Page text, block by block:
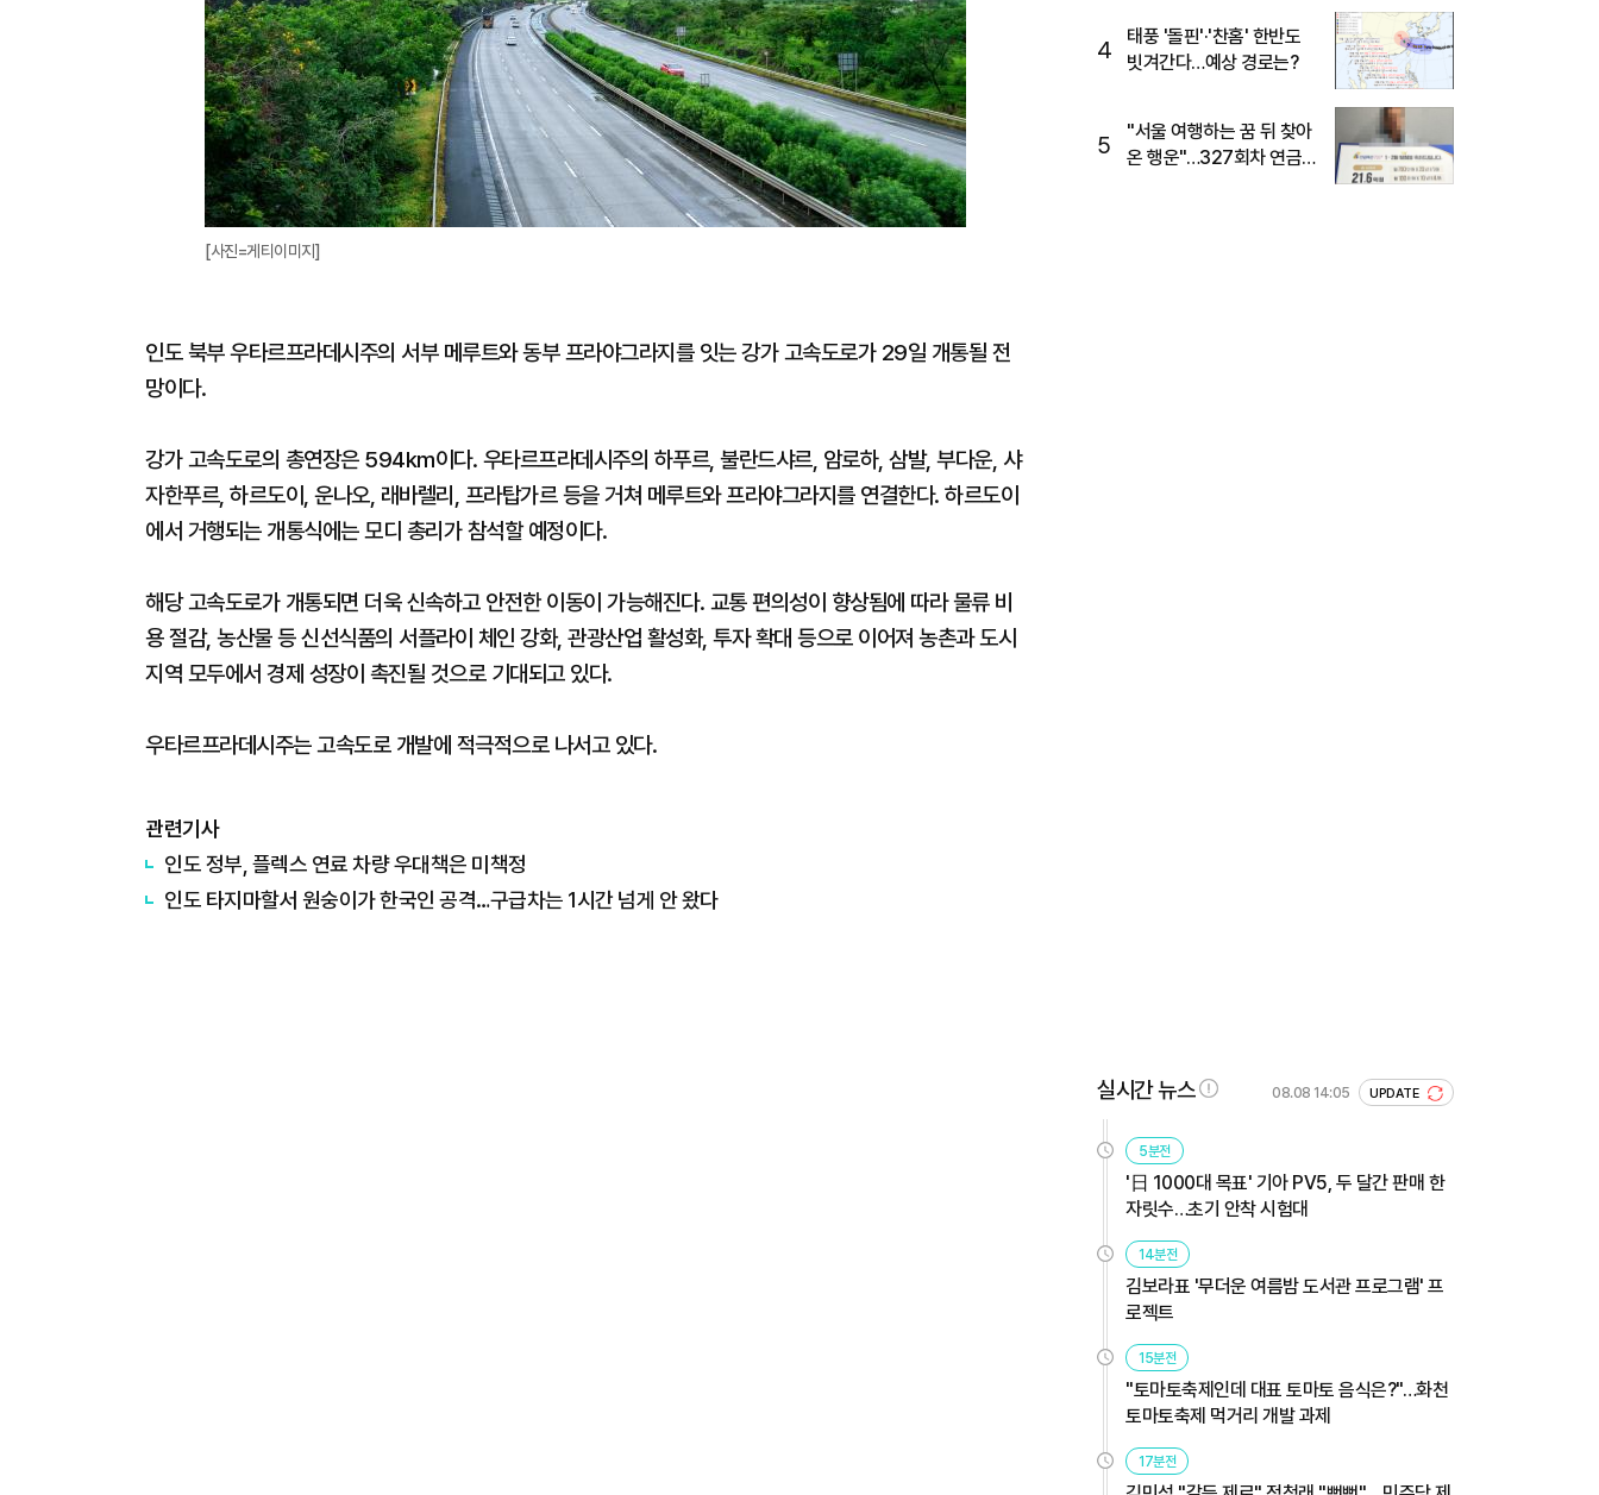
[사진=게티이미지]
인도 북부 우타르프라데시주의 서부 메루트와 동부 프라야그라지를 잇는 강가 고속도로가 29일 개통될 전
망이다.
강가 고속도로의 총연장은 594km이다. 우타르프라데시주의 하푸르, 불란드샤르, 암로하, 삼발, 부다운, 샤
자한푸르, 하르도이, 운나오, 래바렐리, 프라탑가르 등을 거쳐 메루트와 프라야그라지를 연결한다. 하르도이
에서 거행되는 개통식에는 모디 총리가 참석할 예정이다.
해당 고속도로가 개통되면 더욱 신속하고 안전한 이동이 가능해진다. 교통 편의성이 향상됨에 따라 물류 비
용 절감, 농산물 등 신선식품의 서플라이 체인 강화, 관광산업 활성화, 투자 확대 등으로 이어져 농촌과 도시
지역 모두에서 경제 성장이 촉진될 것으로 기대되고 있다.
우타르프라데시주는 고속도로 개발에 적극적으로 나서고 있다.
관련기사
인도 정부, 플렉스 연료 차량 우대책은 미책정
인도 타지마할서 원숭이가 한국인 공격…구급차는 1시간 넘게 안 왔다
4
태풍 '돌핀'·'찬홈' 한반도
빗겨간다…예상 경로는?
5
"서울 여행하는 꿈 뒤 찾아
온 행운"…327회차 연금
실시간 뉴스 08.08 14:05 UPDATE
5분전
'日 1000대 목표' 기아 PV5, 두 달간 판매 한
자릿수…초기 안착 시험대
14분전
김보라표 '무더운 여름밤 도서관 프로그램' 프
로젝트
15분전
"토마토축제인데 대표 토마토 음식은?"…화천
토마토축제 먹거리 개발 과제
17분전